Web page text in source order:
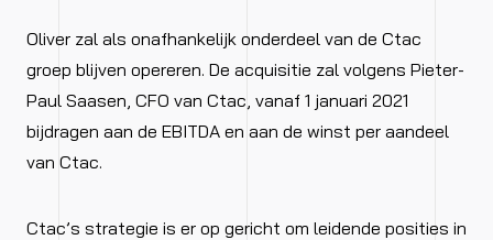
Oliver zal als onafhankelijk onderdeel van de Ctac
groep blijven opereren. De acquisitie zal volgens Pieter-
Paul Saasen, CFO van Ctac, vanaf 1 januari 2021
bijdragen aan de EBITDA en aan de winst per aandeel
van Ctac.
Ctac’s strategie is er op gericht om leidende posities in